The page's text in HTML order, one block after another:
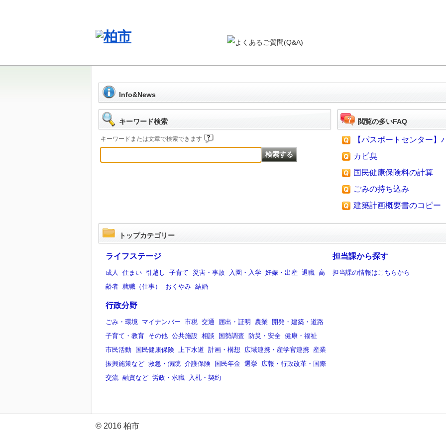
Info&News
キーワード検索
キーワードまたは文章で検索できます
閲覧の多いFAQ
【パスポートセンター】
カビ臭
国民健康保険料の計算
ごみの持ち込み
建築計画概要書のコピー
トップカテゴリー
ライフステージ
成人 住まい 引越し 子育て 災害・事故 入園・入学 妊娠・出産 退職 高
齢者 就職（仕事） おくやみ 結婚
担当課から探す
担当課の情報はこちらから
行政分野
ごみ・環境 マイナンバー 市税 交通 届出・証明 農業 開発・建築・道路
子育て・教育 その他 公共施設 相談 国勢調査 防災・安全 健康・福祉
市民活動
国民健康保険 上下水道 計画・構想 広域連携・産学官連携 産業
振興施策など 救急・病院 介護保険 国民年金 選挙 広報・行政改革・国際
交流 融資など 労政・求職 入札・契約
© 2016 柏市